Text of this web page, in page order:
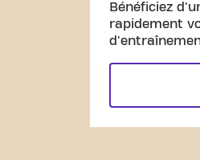
Bénéficiez
rapidement